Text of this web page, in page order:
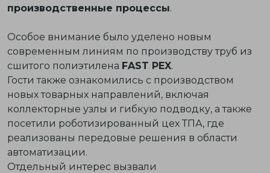
производственные процессы.
Особое внимание было уделено новым
современным линиям по производству труб из
сшитого полиэтилена FAST PEX.
Гости также ознакомились с производством
новых товарных направлений, включая
коллекторные узлы и гибкую подводку, а также
посетили роботизированный цех ТПА, где
реализованы передовые решения в области
автоматизации.
Отдельный интерес вызвали